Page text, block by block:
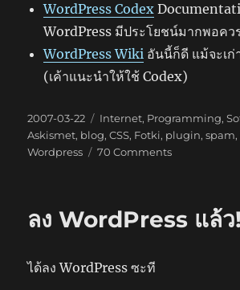
WordPress Codex
WordPress มีประโยชน์มากพอคว
WordPress Wiki อันนี้ก็ดี แม้จะเ
(เค้าแนะนำให้ใช้ Codex)
Posted
on
2007-03-22 Categories
Internet, Programming,
Askismet, blog,CSS, Fotki, plugin,spam,
Wordpress
70 Commentson
ลง WordPress แล้ว
ได้ลง WordPress ซะที